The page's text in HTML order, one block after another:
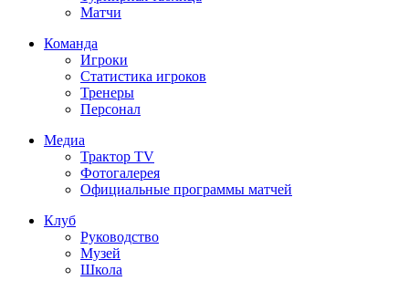
Матчи
Команда
Игроки
Статистика игроков
Тренеры
Персонал
Медиа
Трактор TV
Фотогалерея
Официальные программы матчей
Клуб
Руководство
Музей
Школа